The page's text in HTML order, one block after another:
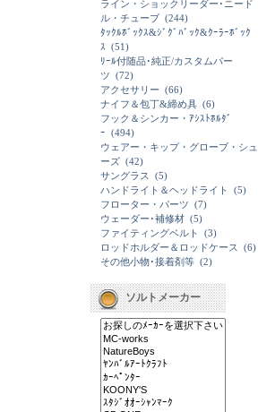
ライン・ショックリーダー･ニード
ル・チューブ (244)
ﾀｯｸﾙﾎﾞｯｸｽ&ｼﾞｸﾞﾊﾞｯｸ&ｸｰﾗｰﾎﾞｯｸ
ｽ (51)
ﾘｰﾙ付随品･純正/カスタムパー
ツ (72)
アクセサリー (66)
ナイフ＆包丁&締め具 (6)
フック＆シンカー・ｱｼｽﾄﾎﾙﾀﾞ
ｰ (494)
ウェアー・キップ・グローブ・シュ
ーズ (42)
サングラス
(5)
ハンドライト＆ヘッドライト
(5)
フローター・パーツ (7)
ウェーダー･補修材 (5)
ファイティングベルト
(3)
ロッドホルダー＆ロッドケース
(6)
その他小物･接着剤等 (2)
ソルトメーカー